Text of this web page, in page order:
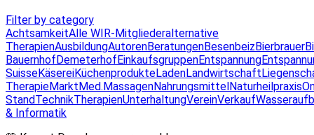
Filter by category
AchtsamkeitAlle WIR-Mitgliederalternative
TherapienAusbildungAutorenBeratungenBesenbeizBierbrauer
BauernhofDemeterhofEinkaufsgruppenEntspannung
SuisseKäsereiKüchenprodukteLadenLandwirtschaft
TherapieMarktMed.MassagenNahrungsmittelNaturheilpraxis
StandTechnikTherapienUnterhaltungVereinVerkauf
& Informatik